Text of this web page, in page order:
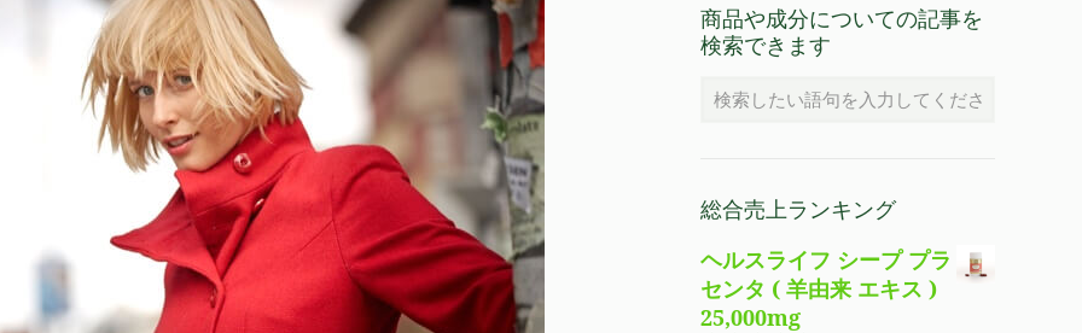
商品や成分についての記事を
検索できます
総合売上ランキング
ヘルスライフ シープ プラ
センタ ( 羊由来 エキス )
25,000mg